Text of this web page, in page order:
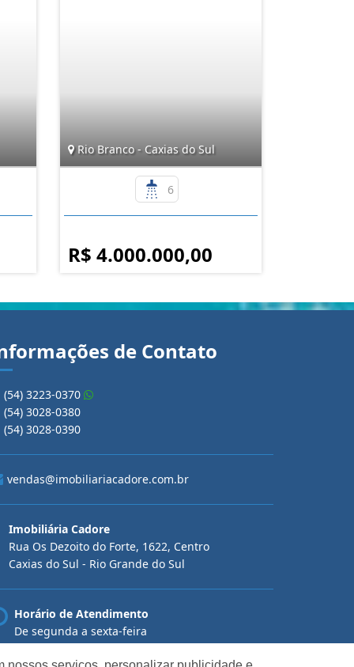
Rio Branco - Caxias do Sul
6
R$ 4.000.000,00
de Contato
(54) 3223-0370
(54) 3028-0380
(54) 3028-0390
vendas@imobiliariacadore.com.br
Imobiliária Cadore
Rua Os Dezoito do Forte, 1622, Centro
Caxias do Sul - Rio Grande do Sul
Horário de Atendimento
De segunda a sexta-feira
Das 08:30 às 12:00 e das 13:30 às 18:00